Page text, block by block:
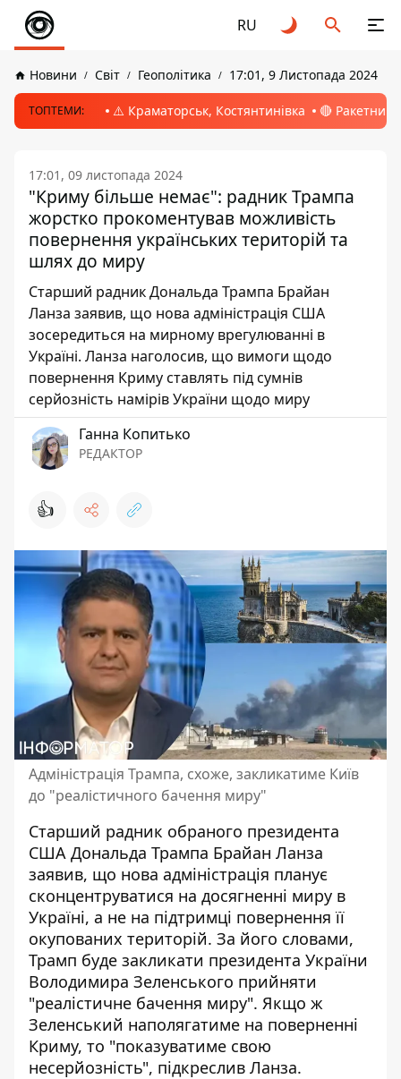
RU
Новини Світ Геополітика 17:01, 9 Листопада 2024
ТОПТЕМИ: ⚠️ Краматорськ, Костянтинівка 🔴 Ракетний
17:01, 09 листопада 2024
"Криму більше немає": радник Трампа
жорстко прокоментував можливість
повернення українських територій та
шлях до миру
Старший радник Дональда Трампа Брайан
Ланза заявив, що нова адміністрація США
зосередиться на мирному врегулюванні в
Україні. Ланза наголосив, що вимоги щодо
повернення Криму ставлять під сумнів
серйозність намірів України щодо миру
Ганна Копитько
РЕДАКТОР
👍
Адміністрація Трампа, схоже, закликатиме Київ
до "реалістичного бачення миру"
Старший радник обраного президента
США Дональда Трампа Брайан Ланза
заявив, що нова адміністрація планує
сконцентруватися на досягненні миру в
Україні, а не на підтримці повернення її
окупованих територій. За його словами,
Трамп буде закликати президента України
Володимира Зеленського прийняти
"реалістичне бачення миру". Якщо ж
Зеленський наполягатиме на поверненні
Криму, то "показуватиме свою
несерйозність", підкреслив Ланза.